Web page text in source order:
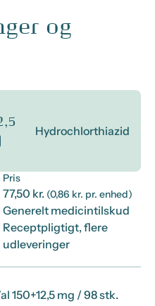
og
Hydrochlorthiazid
Pris
77,50 kr. (0,86 kr. pr. enhed)
Generelt medicintilskud
Receptpligtigt, flere
udleveringer
150+12,5 mg / 98 stk.